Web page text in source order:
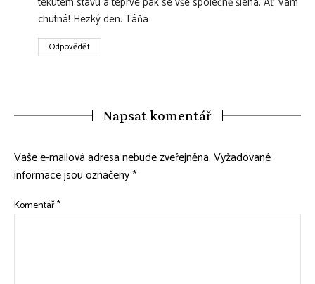
chutná! Hezký den. Táňa
Odpovědět
Napsat komentář
Vaše e-mailová adresa nebude zveřejněna.Vyžadované
informace jsou označeny*
Komentář*